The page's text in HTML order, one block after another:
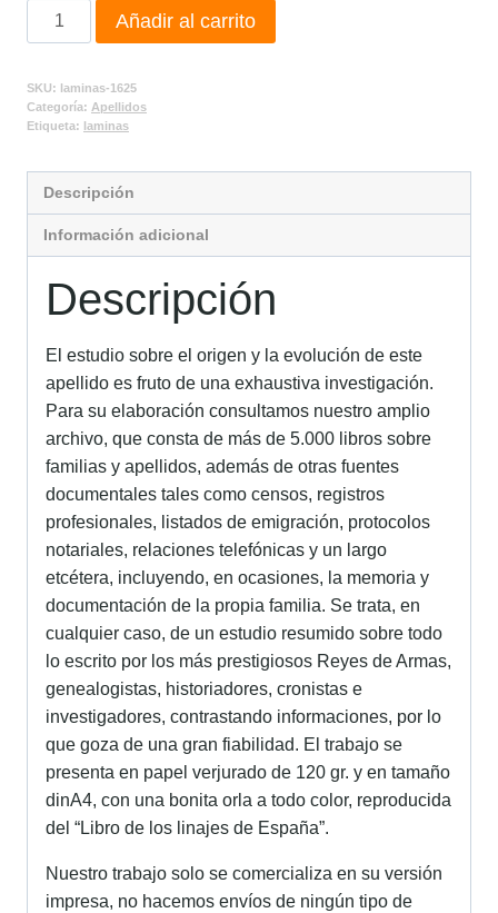
Añadir al carrito
SKU: laminas-1625
Categoría: Apellidos
Etiqueta: laminas
Descripción
Información adicional
Descripción
El estudio sobre el origen y la evolución de este
apellido es fruto de una exhaustiva investigación.
Para su elaboración consultamos nuestro amplio
archivo, que consta de más de 5.000 libros sobre
familias y apellidos, además de otras fuentes
documentales tales como censos, registros
profesionales, listados de emigración, protocolos
notariales, relaciones telefónicas y un largo
etcétera, incluyendo, en ocasiones, la memoria y
documentación de la propia familia. Se trata, en
cualquier caso, de un estudio resumido sobre todo
lo escrito por los más prestigiosos Reyes de Armas,
genealogistas, historiadores, cronistas e
investigadores, contrastando informaciones, por lo
que goza de una gran fiabilidad. El trabajo se
presenta en papel verjurado de 120 gr. y en tamaño
dinA4, con una bonita orla a todo color, reproducida
del “Libro de los linajes de España”.
Nuestro trabajo solo se comercializa en su versión
impresa, no hacemos envíos de ningún tipo de